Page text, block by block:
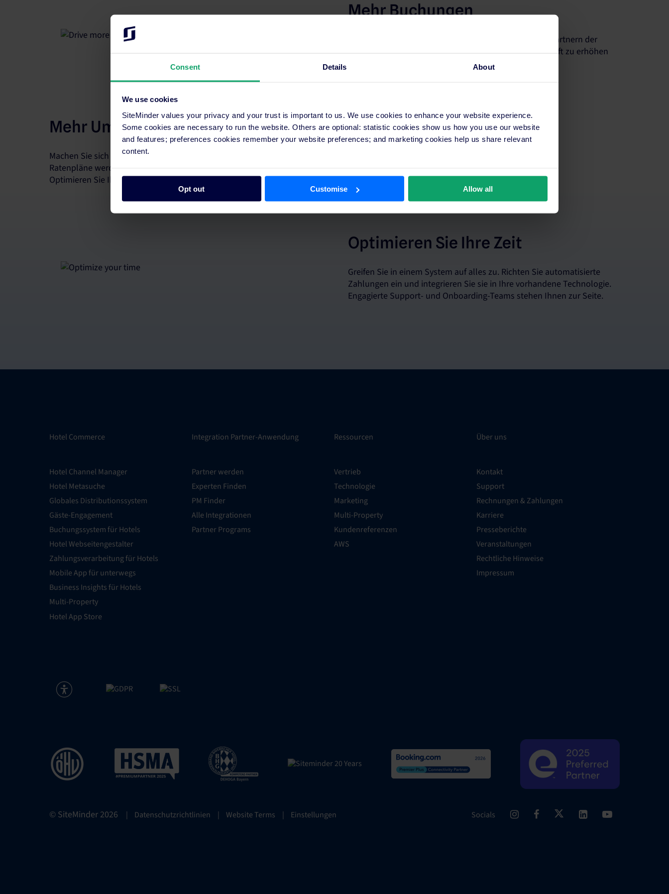
Consent Details About
We use cookies
SiteMinder values your privacy and your trust is important to us. We use cookies to enhance your website experience.
Some cookies are necessary to run the website. Others are optional: statistic cookies show us how you use our website
and features; preferences cookies remember your website preferences; and marketing cookies help us share relevant
content.
Opt out Customise Allow all
Mehr Buchungen
Unsere Plattform arbeitet mit der größten Anzahl von Partnern der
Branche zusammen, um die Sichtbarkeit Ihrer Unterkunft zu erhöhen
Mehr Umsatz pro Zimmer
Machen Sie sich keine Sorgen um vollständige Belegung. Neue
Ratenpläne werden in wenigen Minuten auf allen Portalen aktualisiert.
Optimieren Sie Ihre Strategie mit Echtzeit-Einblicken.
Optimieren Sie Ihre Zeit
Greifen Sie in einem System auf alles zu. Richten Sie automatisierte
Zahlungen ein und integrieren Sie sie in Ihre vorhandene Technologie.
Engagierte Support- und Onboarding-Teams stehen Ihnen zur Seite.
Hotel Commerce
Hotel Channel Manager
Hotel Metasuche
Globales Distributionssystem
Gäste-Engagement
Buchungssystem für Hotels
Hotel Webseitengestalter
Zahlungsverarbeitung für Hotels
Mobile App für unterwegs
Business Insights für Hotels
Multi-Property
Hotel App Store
Integration Partner-Anwendung
Partner werden
Experten Finden
PM Finder
Alle Integrationen
Partner Programs
Ressourcen
Vertrieb
Technologie
Marketing
Multi-Property
Kundenreferenzen
AWS
Über uns
Kontakt
Support
Rechnungen & Zahlungen
Karriere
Presseberichte
Veranstaltungen
Rechtliche Hinweise
Impressum
© SiteMinder 2026 | Datenschutzrichtlinien | Website Terms | Einstellungen Socials